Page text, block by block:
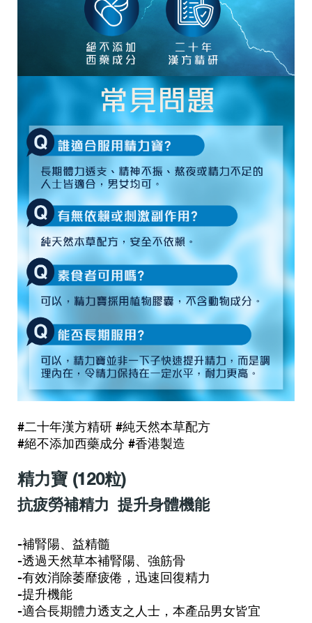
#二十年漢方精研 #純天然本草配方
#絕不添加西藥成分 #香港製造
精力寶 (120粒)
抗疲勞補精力 提升身體機能
-補腎陽、益精髓
-透過天然草本補腎陽、強筋骨
-有效消除萎靡疲倦，迅速回復精力
-提升機能
-適合長期體力透支之人士，本產品男女皆宜